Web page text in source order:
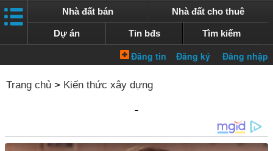
Nhà đất bán Nhà đất cho thuê
Dự án Tin bđs Tìm kiếm
Trang chủ > Kiến thức xây dựng